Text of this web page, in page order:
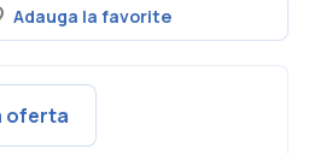
Adauga la favorite
oferta